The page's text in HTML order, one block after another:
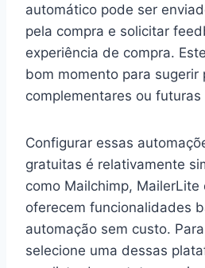
automático pode ser
pela compra e solicitar
experiência de compra.
bom momento para sugerir
complementares ou futuras
Configurar essas
gratuitas é relativamente
como Mailchimp, MailerLite
oferecem funcionalidades
automação sem custo.
selecione uma dessas